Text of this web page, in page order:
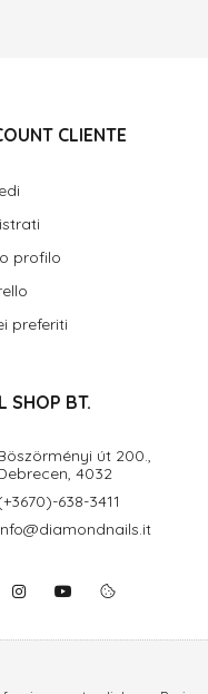
CLIENTE
profilo
preferiti
SHOP BT.
út 200.,
4032
638-3411